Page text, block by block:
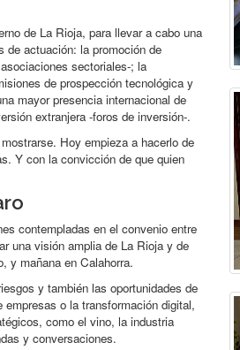
de La Rioja, para llevar a cabo una
de actuación: la promoción de
sectoriales-; la
de prospección tecnológica y
mayor presencia internacional de
extranjera -foros de inversión-.
Hoy empieza a hacerlo de
Y con la convicción de que quien
contempladas en el convenio entre
una visión amplia de La Rioja y de
y mañana en Calahorra.
y también las oportunidades de
o la transformación digital,
como el vino, la industria
y conversaciones.